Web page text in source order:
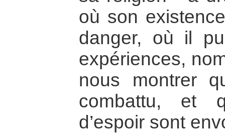
où son
danger, où il
expériences,
nous montrer
combattu, et
d’espoir sont